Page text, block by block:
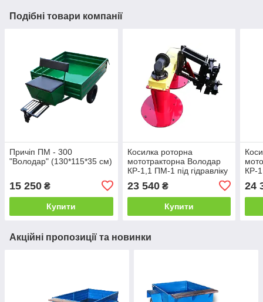
Подібні товари компанії
Причіп ПМ - 300
"Володар" (130*115*35 см)
15 250 ₴
Купити
Косилка роторна
мототракторна Володар
КР-1,1 ПМ-1 під гідравліку
(ширина косіння 110 см)
без гідроциліндру
23 540₴
Купити
КР-
без
24
Акційні пропозиції та новинки